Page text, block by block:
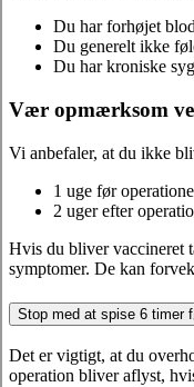
Du har forhøjet
Du generelt ikke
Du har kroniske
Vær opmærksom
Vi anbefaler, at du ikke
1 uge før
2 uger efter
Hvis du bliver vaccineret
symptomer. De kan
Stop med at spise 6 timer
Det er vigtigt, at du
operation bliver aflyst,